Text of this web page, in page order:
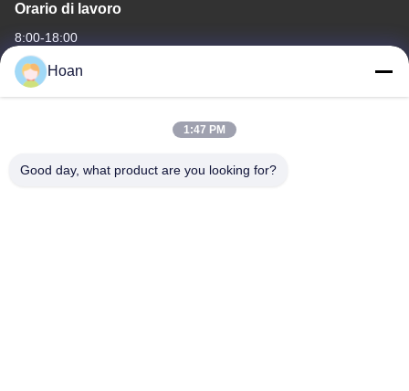
Orario di lavoro
8:00-18:00
Il nostro indirizzo
F7, edificio 2, parco industriale Xinkai, strada Jinye 2, zona high-
Hoan
1:47 PM
Good day, what product are you looking for?